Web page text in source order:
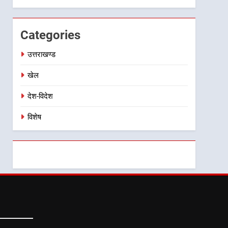
Categories
उत्तराखण्ड
खेल
देश-विदेश
विशेष